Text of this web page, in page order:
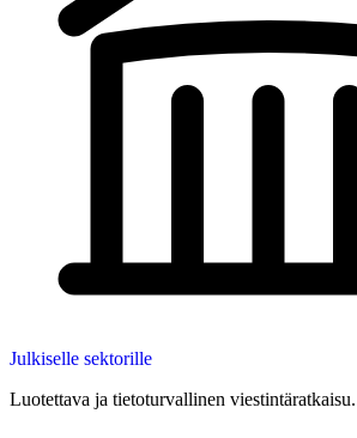
Julkiselle sektorille
Luotettava ja tietoturvallinen viestintäratkaisu.